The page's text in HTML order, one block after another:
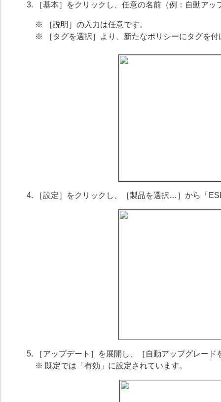
［基本］をクリックし、任意の名前（例：自動ア
※ ［説明］の入力は任意です。
※ ［タグを選択］より、新たなポリシーにタグを
［設定］をクリックし、［製品を選択…］から「
［アップデート］を展開し、［自動アップグレー
※ 既定では「有効」に設定されています。